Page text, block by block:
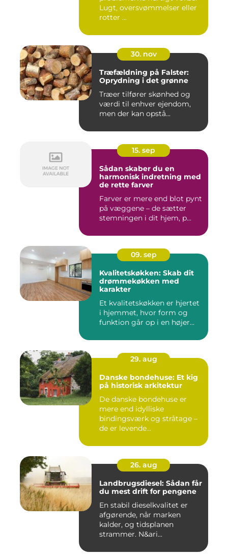
Lugt, oversvømmelser eller
rotter ...
30. nov
Træfældning på Falster:
Oprydning i det grønne
Træer tilfører skønhed og
værdi til enhver ejendom,
men der kan opstå...
15. sep
Sådan skaber du en
harmonisk indretning med
de rette farver
Farver er mere end blot pynt
på væggene – de sætter
stemningen i dit hjem, p...
09. sep
Kvalitetskøkken: Skab dit
drømmekøkken med
karakter
Et kvalitetskøkken er hjertet
i hjemmet, hvor form og
funktion går op i en højer...
29. aug
Danske bondehuse: Et kig
på historisk arkitektur
De danske bondehuse er
mere end idylliske
bindingsværk og stråtage –
de er levende...
26. aug
Landbrugsdiesel: Sådan får
du mest drift for pengene
En stabil dieselkvalitet er
afgørende, når marken
kalder, og tidsplanen
strammer. N&ari...